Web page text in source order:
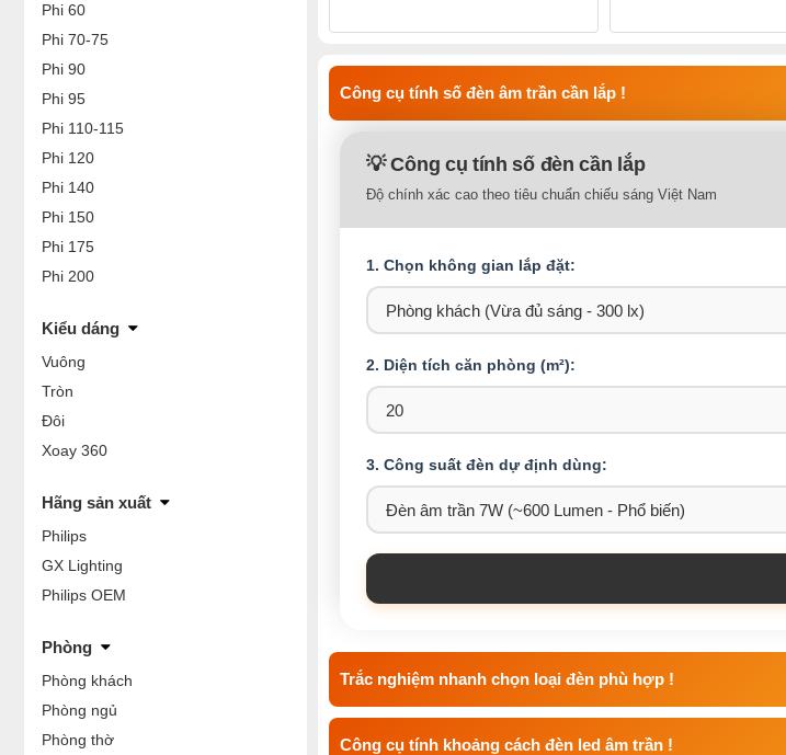
Phi 60
Phi 70-75
Phi 90
Phi 95
Phi 110-115
Phi 120
Phi 140
Phi 150
Phi 175
Phi 200
Kiểu dáng
Vuông
Tròn
Đôi
Xoay 360
Hãng sản xuất
Philips
GX Lighting
Philips OEM
Phòng
Phòng khách
Phòng ngủ
Phòng thờ
Công cụ tính số đèn âm trần cần lắp !
💡 Công cụ tính số đèn cần lắp
Độ chính xác cao theo tiêu chuẩn chiếu sáng Việt Nam
1. Chọn không gian lắp đặt:
2. Diện tích căn phòng (m²):
3. Công suất đèn dự định dùng:
Trắc nghiệm nhanh chọn loại đèn phù hợp !
Công cụ tính khoảng cách đèn led âm trần !